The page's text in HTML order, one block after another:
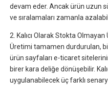
devam eder. Ancak ürün uzun
ve sıralamaları zamanla
2. Kalıcı Olarak Stokta Olmayan
Üretimi tamamen durdurulan,
ürün sayfaları e-ticaret
birer kara deliğe dönüşebilir.
uygulanabilecek üç farklı